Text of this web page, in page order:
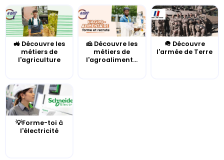
🚜 Découvre les
métiers de
l'agriculture
🧀 Découvre les
métiers de
l'agroaliment...
🪖 Découvre
l'armée de Terre
💡Forme-toi à
l'électricité